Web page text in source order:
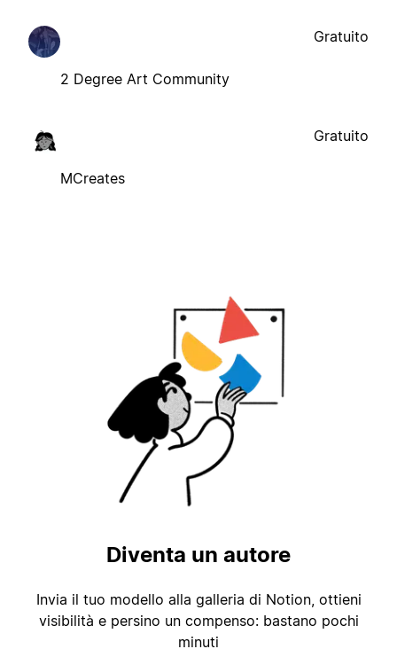
2 Degree Art Community
Gratuito
MCreates
Gratuito
Diventa un autore
Invia il tuo modello alla galleria di Notion, ottieni
visibilità e persino un compenso: bastano pochi
minuti